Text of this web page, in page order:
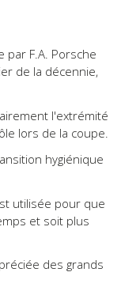
par F.A. Porsche
de la décennie,
l'extrémité
lors de la coupe.
hygiénique
utilisée pour que
et soit plus
des grands